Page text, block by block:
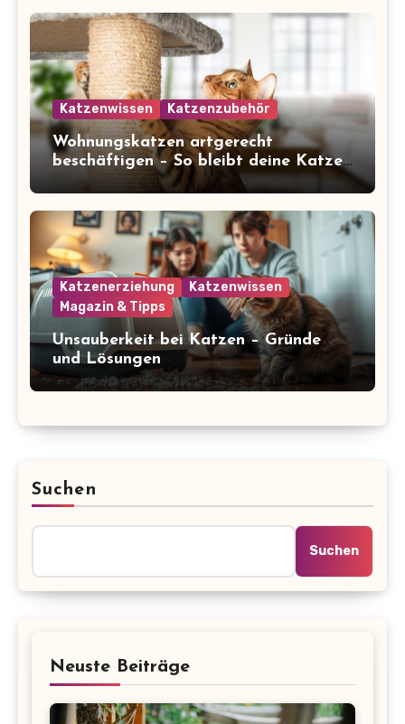
Katzenwissen Katzenzubehör
Wohnungskatzen artgerecht
beschäftigen – So bleibt deine Katze
glücklich und gesund
Katzenerziehung
Katzenwissen
Magazin & Tipps
Unsauberkeit bei Katzen – Gründe
und Lösungen
Suchen
Suchen
Neuste Beiträge